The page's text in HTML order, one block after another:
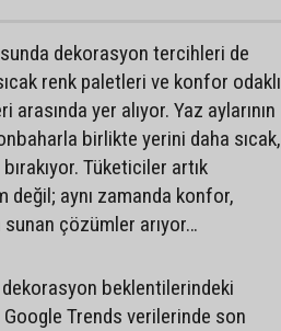
dekorasyon tercihleri de
renk paletleri ve konfor odaklı
yer alıyor. Yaz aylarının
birlikte yerini daha sıcak,
Tüketiciler artık
değil; aynı zamanda konfor,
çözümler arıyor…
beklentilerindeki
Trends verilerinde son